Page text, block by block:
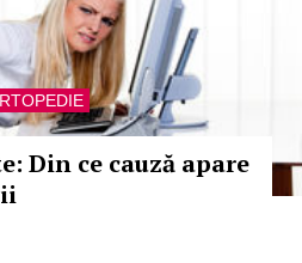
Din ce cauză apare